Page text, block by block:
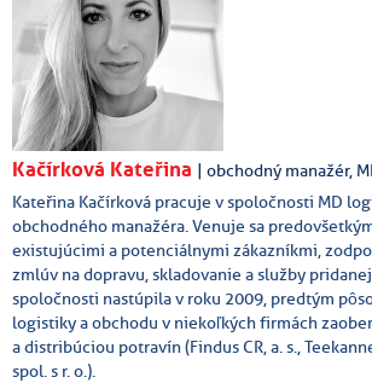
Kačírková Kateřina | obchodný manažér,
Kateřina Kačírková pracuje v spoločnosti MD
obchodného manažéra. Venuje sa
existujúcimi a potenciálnymi zákazníkmi,
zmlúv na dopravu, skladovanie a služby
spoločnosti nastúpila v roku 2009, predtým
logistiky a obchodu v niekoľkých firmách
a distribúciou potravín (Findus CR, a. s.,
spol. s r. o.).